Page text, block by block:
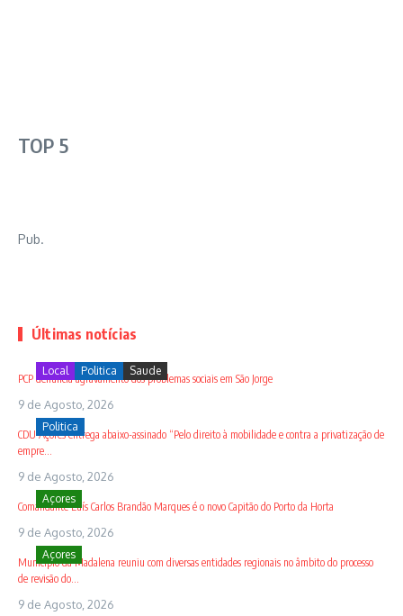
TOP 5
Pub.
Últimas notícias
Local Politica Saude
PCP denuncia agravamento dos problemas sociais em São Jorge
9 de Agosto, 2026
Politica
CDU Açores entrega abaixo-assinado “Pelo direito à mobilidade e contra a privatização de
empre...
9 de Agosto, 2026
Açores
Comandante Luís Carlos Brandão Marques é o novo Capitão do Porto da Horta
9 de Agosto, 2026
Açores
Município da Madalena reuniu com diversas entidades regionais no âmbito do processo
de revisão do...
9 de Agosto, 2026